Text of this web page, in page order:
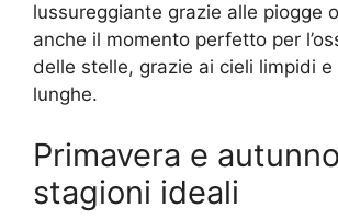
lussureggiante grazie alle piogge
anche il momento perfetto per
delle stelle, grazie ai cieli limpidi
lunghe.
Primavera e
stagioni ideali